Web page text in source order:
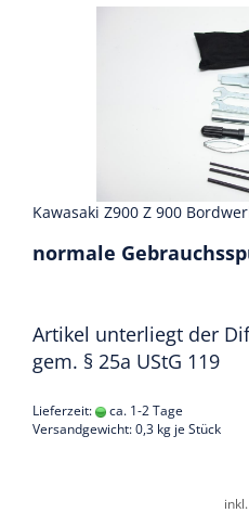
Kawasaki Z900 Z 900
normale
Artikel unterliegt der
gem. § 25a UStG 119
Lieferzeit:
ca. 1-2 Tage
Versandgewicht:0,3 kg je Stück